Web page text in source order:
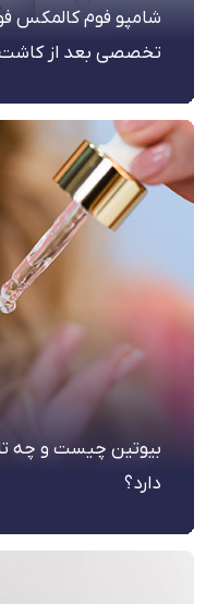
شامپو فوم کالمکس
تخصصی بعد از
بیوتین چیست و چه
دارد؟